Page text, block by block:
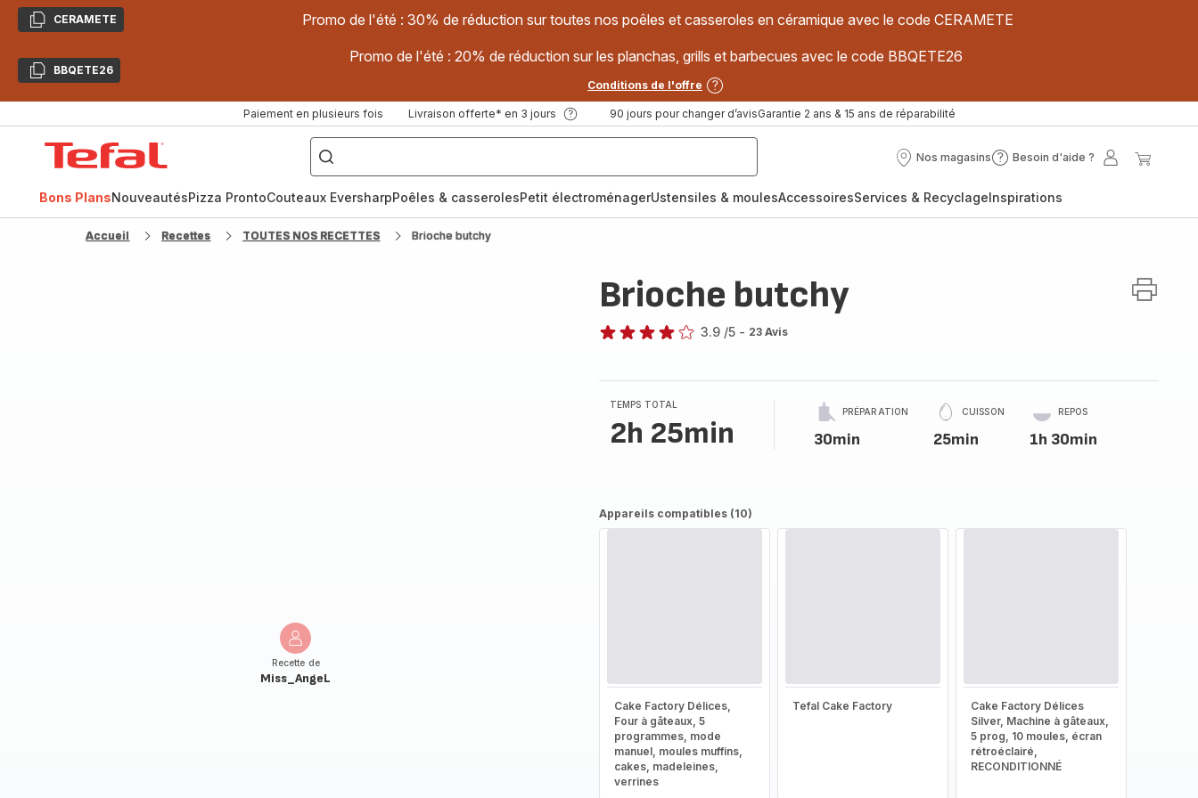
CopierCERAMETE Promo de l'été : 30% de réduction sur toutes nos poêles et casseroles en céramique avec le code CERAMETE
CopierBBQETE26
Promo de l'été : 20% de réduction sur les planchas, grills et barbecues avec le code BBQETE26
Conditions de l'offre
Paiement en plusieurs fois Livraison offerte* en 3 jours 90 jours pour changer d’avisGarantie 2 ans & 15 ans de réparabilité
["Poêles
inox,
Cake
Factory,
Nos magasins
Nos
Besoin d'aide ?
Besoin
?
Mon
Bons PlansNouveautésPizza ProntoCouteaux EversharpPoêles & casserolesPetit électroménagerUstensiles & moulesAccessoiresServices & RecyclageInspirations
Accueil Recettes TOUTES NOS RECETTES Brioche butchy
Recette de
Miss_AngeL
Brioche butchy
3.9 /5 - 23 Avis
TEMPS TOTAL
2h 25min
PRÉPARATION
30min
CUISSON
25min
REPOS
1h 30min
Appareils compatibles (10)
Cake Factory Délices,
Four à gâteaux, 5
programmes, mode
manuel, moules muffins,
cakes, madeleines,
verrines
Tefal Cake Factory
Cake Factory Délices
Silver, Machine à gâteaux,
5 prog, 10 moules, écran
rétroéclairé,
RECONDITIONNÉ